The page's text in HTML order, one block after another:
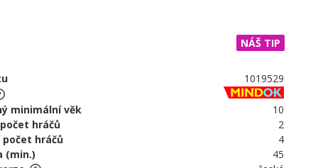
NÁŠ TIP
1019529
minimální věk
10
hráčů
2
hráčů
4
(min.)
45